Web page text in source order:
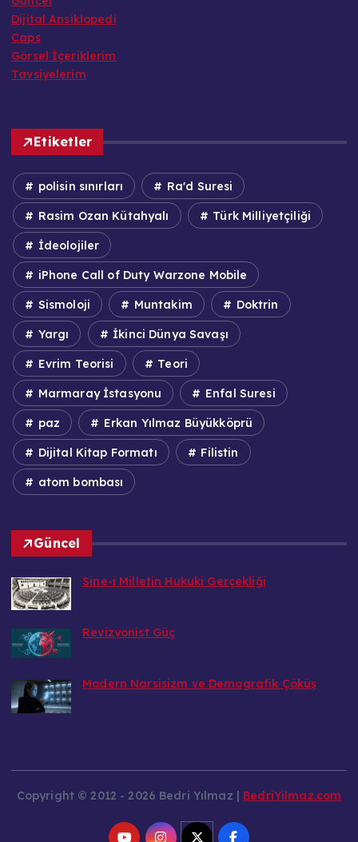
Dijital Ansiklopedi
Caps
Görsel İçeriklerim
Tavsiyelerim
Etiketler
polisin sınırları Ra'd Suresi
Rasim Ozan Kütahyalı Türk Milliyetçiliği
İdeolojiler
iPhone Call of Duty Warzone Mobile
Sismoloji Muntakim Doktrin
Yargı İkinci Dünya Savaşı
Evrim Teorisi Teori
Marmaray İstasyonu Enfal Suresi
paz Erkan Yılmaz Büyükköprü
Dijital Kitap Formatı Filistin
atom bombası
Güncel
Sine-i Milletin Hukuki Gerçekliği
Bedri
Revizyonist Güç
Bedri
Modern Narsisizm ve Demografik Çöküş
Bedri
BedriYilmaz.com